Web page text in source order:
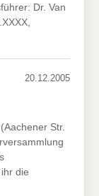
Dr. Van
20.12.2005
Str.
die